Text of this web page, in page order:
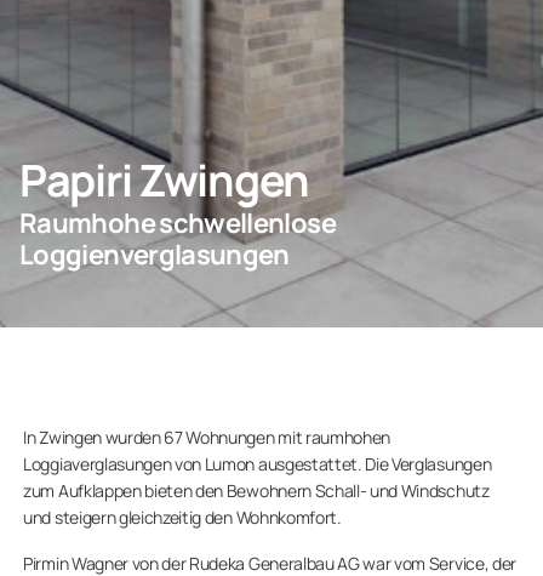
Privatkunden
Unternehmen
Papiri Zwingen
Raumhohe schwellenlose
Loggienverglasungen
In Zwingen wurden 67 Wohnungen mit raumhohen
Loggiaverglasungen von Lumon ausgestattet. Die Verglasungen
zum Aufklappen bieten den Bewohnern Schall- und Windschutz
und steigern gleichzeitig den Wohnkomfort.
Pirmin Wagner von der Rudeka Generalbau AG war vom Service, der